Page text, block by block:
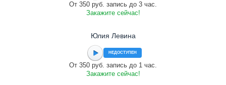
От 350 руб. запись до 3 час.
Закажите сейчас!
Юлия Левина
НЕДОСТУПЕН
От 350 руб. запись до 1 час.
Закажите сейчас!